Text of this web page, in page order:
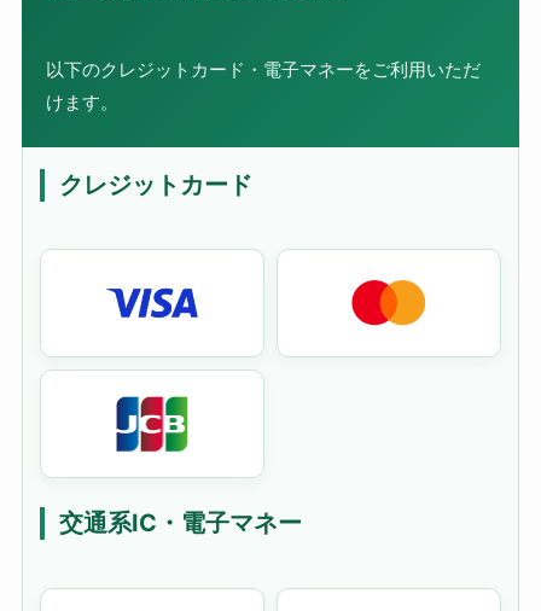
以下のクレジットカード・電子マネーをご利用いただ
けます。
クレジットカード
交通系IC・電子マネー